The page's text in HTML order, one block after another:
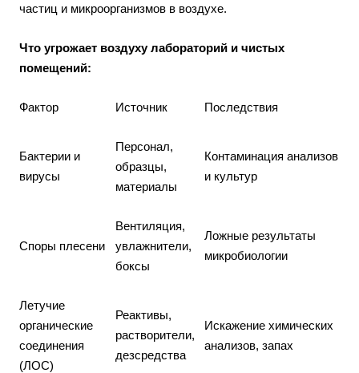
частиц и микроорганизмов в воздухе.
Что угрожает воздуху лабораторий и чистых
помещений:
Фактор Источник Последствия
Бактерии и
вирусы
Персонал,
образцы,
материалы
Контаминация анализов
и культур
Споры плесени
Вентиляция,
увлажнители,
боксы
Ложные результаты
микробиологии
Летучие
органические
соединения
(ЛОС)
Реактивы,
растворители,
дезсредства
Искажение химических
анализов, запах